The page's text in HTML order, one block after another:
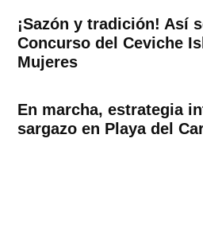
¡Sazón y tradición! Así
Concurso del Ceviche
Mujeres
En marcha, estrategia
sargazo en Playa del